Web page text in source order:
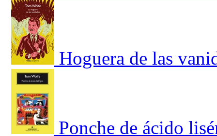
Hoguera de las
Ponche de ácido